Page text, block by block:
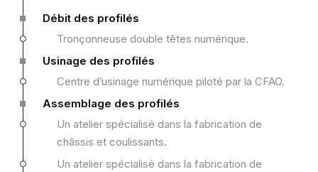
Débit des profilés
Tronçonneuse double têtes numérique.
Usinage des profilés
Centre d’usinage numérique piloté par la CFAO.
Assemblage des profilés
Un atelier spécialisé dans la fabrication de
châssis et coulissants.
Un atelier spécialisé dans la fabrication de